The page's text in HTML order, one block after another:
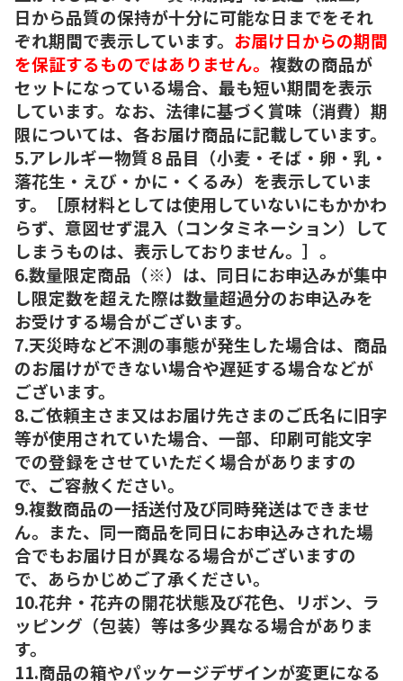
日から品質の保持が十分に可能な日までをそれ
ぞれ期間で表示しています。 お届け日からの期間
を保証するものではありません。 複数の商品が
セットになっている場合、最も短い期間を表示
しています。なお、法律に基づく賞味（消費）期
限については、各お届け商品に記載しています。
5.アレルギー物質８品目（小麦・そば・卵・乳・
落花生・えび・かに・くるみ）を表示していま
す。［原材料としては使用していないにもかかわ
らず、意図せず混入（コンタミネーション）して
しまうものは、表示しておりません。］。
6.数量限定商品（※）は、同日にお申込みが集中
し限定数を超えた際は数量超過分のお申込みを
お受けする場合がございます。
7.天災時など不測の事態が発生した場合は、商品
のお届けができない場合や遅延する場合などが
ございます。
8.ご依頼主さま又はお届け先さまのご氏名に旧字
等が使用されていた場合、一部、印刷可能文字
での登録をさせていただく場合がありますの
で、ご容赦ください。
9.複数商品の一括送付及び同時発送はできませ
ん。また、同一商品を同日にお申込みされた場
合でもお届け日が異なる場合がございますの
で、あらかじめご了承ください。
10.花弁・花卉の開花状態及び花色、リボン、ラ
ッピング（包装）等は多少異なる場合がありま
す。
11.商品の箱やパッケージデザインが変更になる